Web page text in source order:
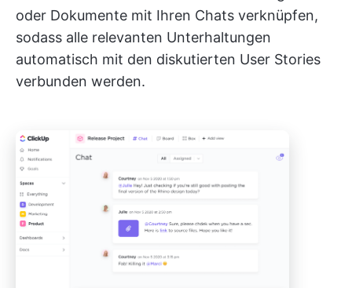
oder Dokumente mit Ihren Chats verknüpfen,
sodass alle relevanten Unterhaltungen
automatisch mit den diskutierten User Stories
verbunden werden.